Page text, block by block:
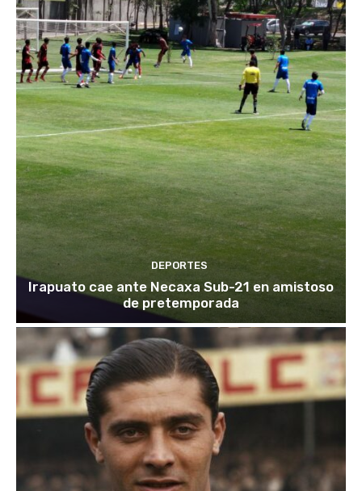
DEPORTES
Irapuato cae ante Necaxa Sub-21 en amistoso
de pretemporada